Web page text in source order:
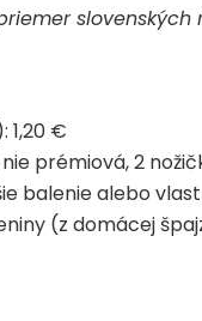
slovenských
1,20 €
prémiová, 2
balenie alebo
(z domácej